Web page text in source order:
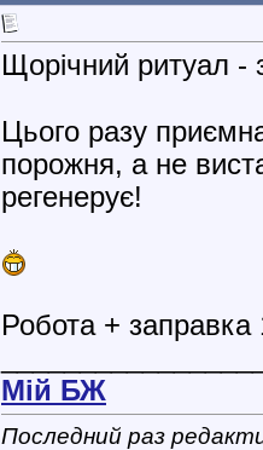
Щорічний ритуал -
Цього разу
порожня, а не
регенерує!
Робота +
Мiй БЖ
Последний раз